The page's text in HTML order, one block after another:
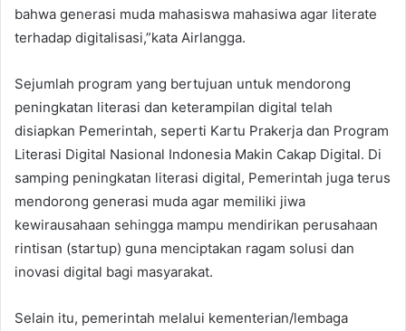
bahwa generasi muda mahasiswa mahasiwa agar literate
terhadap digitalisasi,”kata Airlangga.
Sejumlah program yang bertujuan untuk mendorong
peningkatan literasi dan keterampilan digital telah
disiapkan Pemerintah, seperti Kartu Prakerja dan Program
Literasi Digital Nasional Indonesia Makin Cakap Digital. Di
samping peningkatan literasi digital, Pemerintah juga terus
mendorong generasi muda agar memiliki jiwa
kewirausahaan sehingga mampu mendirikan perusahaan
rintisan (startup) guna menciptakan ragam solusi dan
inovasi digital bagi masyarakat.
Selain itu, pemerintah melalui kementerian/lembaga